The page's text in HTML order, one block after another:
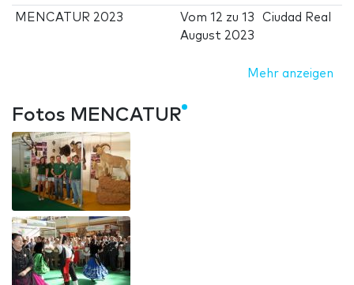
MENCATUR 2023 Vom12 zu13
August 2023
Ciudad Real
Mehr anzeigen
Fotos MENCATUR